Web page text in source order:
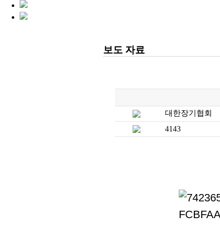
보도 자료
대한장기협회
4143